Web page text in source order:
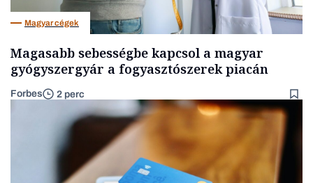
Magyar cégek
Magasabb sebességbe kapcsol a magyar
gyógyszergyár a fogyasztószerek piacán
Forbes 2 perc